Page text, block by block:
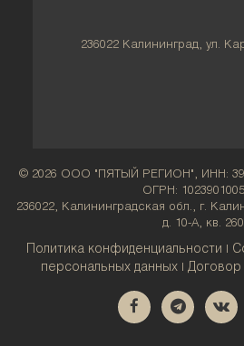
236022 Калининград, ул.
© 2026 ООО "ПЯТЫЙ РЕГИОН", ИНН:
ОГРН:
236022, Калининградская обл., г.
д. 10-А, кв. 260
Политика конфиденциальности
персональных данных